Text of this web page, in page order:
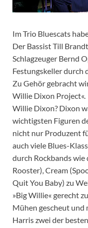
Im Trio Bluescats
Der Bassist Till
Schlagzeuger Bernd
Festungskeller durch
Zu Gehör gebracht
Willie Dixon Project«.
Willie Dixon? Dixon
wichtigsten Figuren
nicht nur Produzent
auch viele Blues-
durch Rockbands wie
Rooster), Cream
Quit You Baby) zu
»Big Willie« gerecht
Mühen gescheut und
Harris zwei der